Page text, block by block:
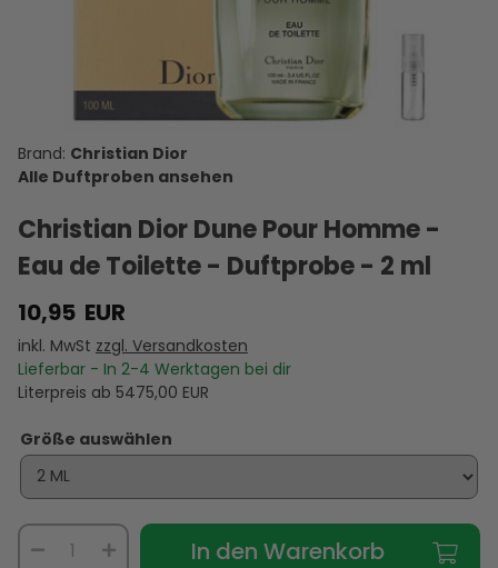
- 2 ml
VERSANDKOSTEN
AUF LAGER
Parfum -
Duftprobe
10,95 €
VERSANDKOSTEN
AUF LAGER
The
Dreamer -
Eau de
Toilette -
Duftprobe
- 2 ml
7,95 €
VERSANDKOSTEN
AUF LAGER
de Marly
Eau de
Parfum -
Duftprobe
- 2 ml
10,00 €
VERSANDKOSTEN
AUF LAGER
Toilette -
Duftprobe
10,95 €
AUF LAGER
Christian Dior
Alle Duftproben ansehen
Christian Dior Dune Pour Homme -
Eau de Toilette - Duftprobe - 2 ml
10,95EUR
inkl. MwSt zzgl. Versandkosten
Lieferbar - In 2-4 Werktagen bei dir
Literpreis ab 5475,00 EUR
Größe auswählen
In den Warenkorb